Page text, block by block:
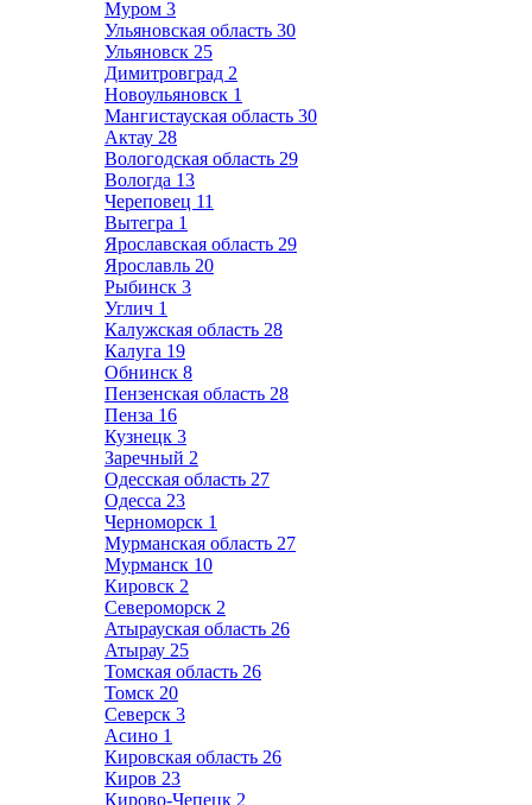
Муром 3
Ульяновская область 30
Ульяновск 25
Димитровград 2
Новоульяновск 1
Мангистауская область 30
Актау 28
Вологодская область 29
Вологда 13
Череповец 11
Вытегра 1
Ярославская область 29
Ярославль 20
Рыбинск 3
Углич 1
Калужская область 28
Калуга 19
Обнинск 8
Пензенская область 28
Пенза 16
Кузнецк 3
Заречный 2
Одесская область 27
Одесса 23
Черноморск 1
Мурманская область 27
Мурманск 10
Кировск 2
Североморск 2
Атырауская область 26
Атырау 25
Томская область 26
Томск 20
Северск 3
Асино 1
Кировская область 26
Киров 23
Кирово-Чепецк 2